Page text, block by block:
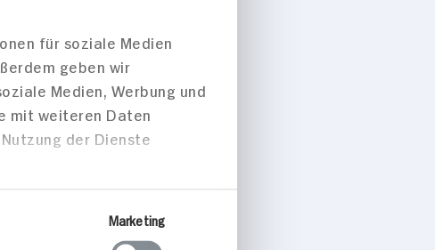
für soziale Medien
geben wir
Medien, Werbung und
mit weiteren Daten
der Dienste
Marketing